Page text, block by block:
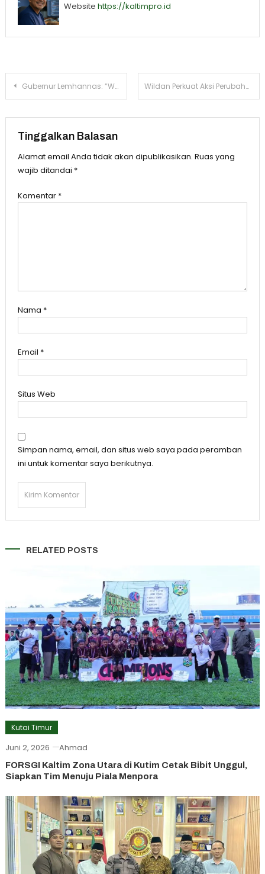
Website https://kaltimpro.id
Navigasi
Gubernur Lemhannas: “Waspada, Perang Global Kini Terjadi di Layar HP dan Dapur Anda!” Wildan Perkuat Aksi Perubahan, Kesbangpol Kaltim Gagas SIMONKS POA
Tinggalkan Balasan
Alamat email Anda tidak akan dipublikasikan. Ruas yang
wajib ditandai *
Komentar *
Nama *
Email *
Situs Web
Simpan nama, email, dan situs web saya pada peramban
ini untuk komentar saya berikutnya.
RELATED POSTS
Kutai Timur
Juni 2, 2026 Ahmad
FORSGI Kaltim Zona Utara di Kutim Cetak Bibit Unggul,
Siapkan Tim Menuju Piala Menpora